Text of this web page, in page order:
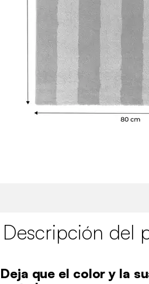
Descripción del
Deja que el color y la